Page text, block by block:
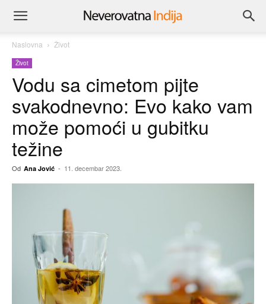
Naslovna Život
Život
Vodu sa cimetom pijte
svakodnevno: Evo kako vam
može pomoći u gubitku
težine
Od Ana Jović - 11. decembar 2023.